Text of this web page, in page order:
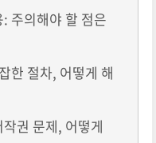
주의해야 할 점은
한 절차, 어떻게 해
권 문제, 어떻게